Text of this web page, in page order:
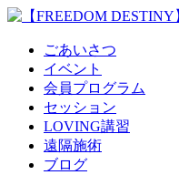
ごあいさつ
イベント
会員プログラム
セッション
LOVING講習
遠隔施術
ブログ